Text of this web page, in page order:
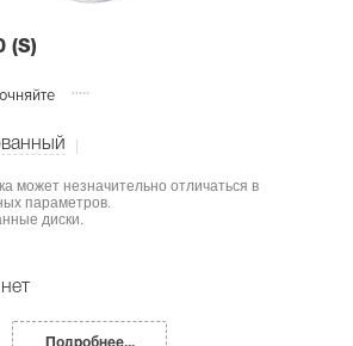
(S)
может незначительно отличаться в
параметров.
диски.
нет
Подробнее...